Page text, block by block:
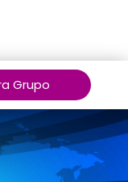
Grupo